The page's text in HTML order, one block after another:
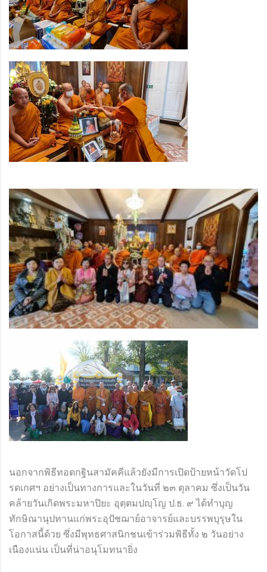
นอกจากพิธีทอดกฐินสามัคคีแล้วยังมีการเปิดป้ายหน้าวัดโป
รดเกศฯ อย่างเป็นทางการและในวันที่ ๒๓ ตุลาคม ซึ่งเป็นวัน
คล้ายวันเกิดพระมหาปิยะ อุตฺตมปญฺโญ ป.ธ. ๙ ได้ทำบุญ
ทักษิณานุปทานแก่พระอุปัชฌาย์อาจารย์และบรรพบุรุษใน
โอกาสนี้ด้วย ซึ่งมีพุทธศาสนิกชนเข้าร่วมพิธีทั้ง ๒ วันอย่าง
เนืองแน่น เป็นที่น่าอนุโมทนายิ่ง